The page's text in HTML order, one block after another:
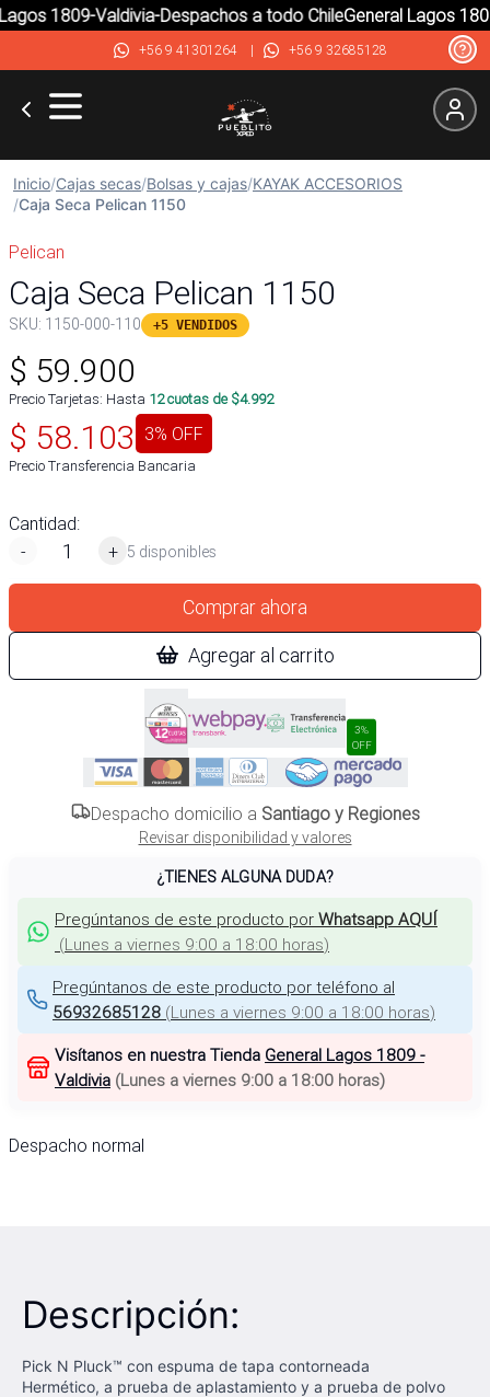
1809-Valdivia-Despachos a todo ChileGeneral Lagos
+56 9 41301264| +56 9 32685128
Inicio/Cajas secas/Bolsas y cajas/KAYAK ACCESORIOS
/Caja Seca Pelican 1150
Pelican
Caja Seca Pelican 1150
SKU: 1150-000-110 +5 VENDIDOS
$ 59.900
Precio Tarjetas: Hasta 12cuotas de $4.992
$ 58.103 3% OFF
Precio Transferencia Bancaria
Cantidad:
-
+ 5 disponibles
Comprar ahora
Agregar al carrito
3%
OFF
Despacho domicilio a Santiago y Regiones
Revisar disponibilidad y valores
¿TIENES ALGUNA DUDA?
Pregúntanos de este producto por Whatsapp AQUÍ
(Lunes a viernes 9:00 a 18:00 horas)
Pregúntanos de este producto por teléfono al
56932685128 (Lunes a viernes 9:00 a 18:00 horas)
Visítanos en nuestra Tienda General Lagos 1809 -
Valdivia (Lunes a viernes 9:00 a 18:00 horas)
Despacho normal
Descripción:
Pick N Pluck™ con espuma de tapa contorneada
Hermético, a prueba de aplastamiento y a prueba de polvo